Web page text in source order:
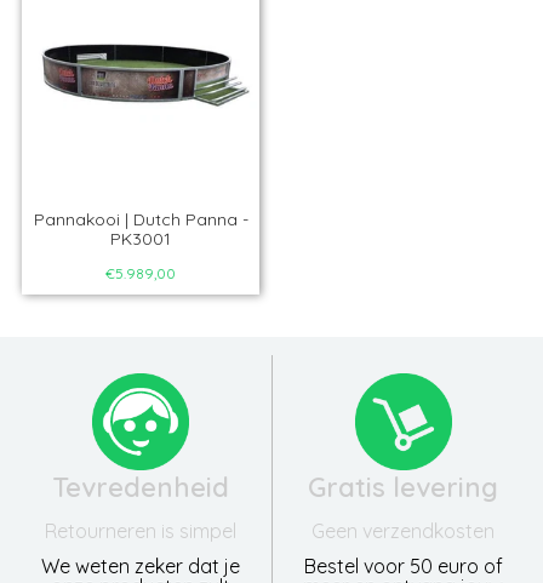
Pannakooi | Dutch Panna -
PK3001
€5.989,00
Tevredenheid
Retourneren is simpel
We weten zeker dat je
Gratis levering
Geen verzendkosten
Bestel voor 50 euro of